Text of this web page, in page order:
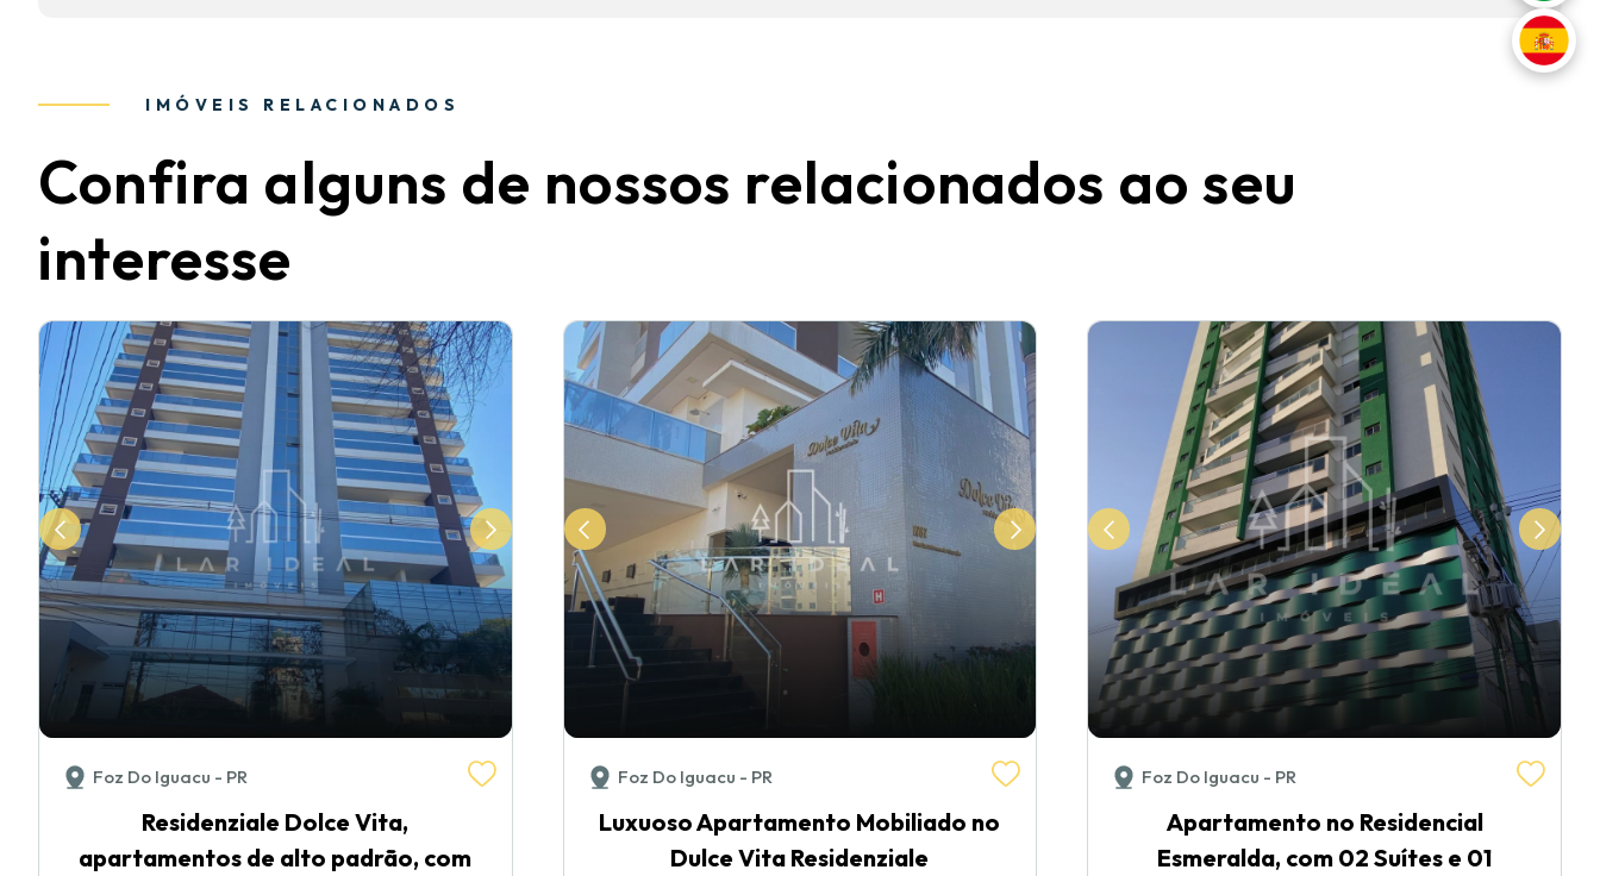
IMÓVEIS RELACIONADOS
Confira alguns de nossos relacionados ao seu
interesse
Foz Do Iguacu - PR
Residenziale Dolce Vita,
apartamentos de alto padrão, com
Foz Do Iguacu - PR
Luxuoso Apartamento Mobiliado no
Dulce Vita Residenziale
Foz Do Iguacu - PR
Apartamento no Residencial
Esmeralda, com 02 Suítes e 01